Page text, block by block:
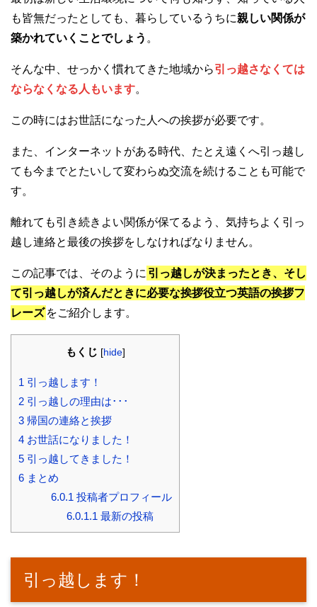
も皆無だったとしても、暮らしているうちに親しい関係が
築かれていくことでしょう 。
そんな中、せっかく慣れてきた地域から引っ越さなくては
ならなくなる人もいます。
この時にはお世話になった人への挨拶が必要です。
また、インターネットがある時代、たとえ遠くへ引っ越し
ても今までとたいして変わらぬ交流を続けることも可能で
す。
離れても引き続きよい関係が保てるよう、気持ちよく引っ
越し連絡と最後の挨拶をしなければなりません。
この記事では、そのように 引っ越しが決まったとき、そし
て引っ越しが済んだときに必要な挨拶役立つ英語の挨拶フ
レーズ をご紹介します。
もくじ [hide]
1 引っ越します！
2 引っ越しの理由は･･･
3 帰国の連絡と挨拶
4 お世話になりました！
5 引っ越してきました！
6 まとめ
6.0.1 投稿者プロフィール
6.0.1.1 最新の投稿
引っ越します！